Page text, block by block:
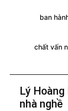
ban
chất vấn
Lý
nhà nghề